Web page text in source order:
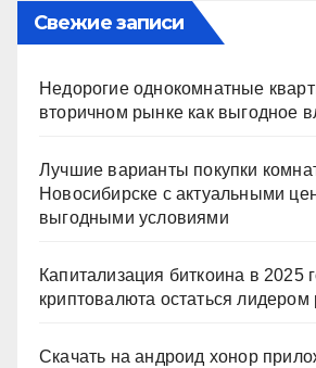
Свежие записи
Недорогие однокомнатные
вторичном рынке как выгодное
Лучшие варианты покупки
Новосибирске с актуальными
выгодными условиями
Капитализация биткоина в 2025
криптовалюта остаться лидером
Скачать на андроид хонор